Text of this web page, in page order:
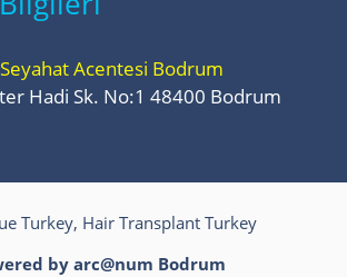
Acentesi Bodrum
Hadi Sk. No:1 48400 Bodrum
Turkey, Hair Transplant Turkey
by arc@num Bodrum